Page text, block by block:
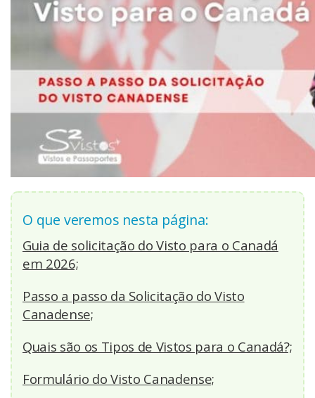
O que veremos nesta página:
Guia de solicitação do Visto para o Canadá
em 2026;
Passo a passo da Solicitação do Visto
Canadense;
Quais são os Tipos de Vistos para o Canadá?;
Formulário do Visto Canadense;